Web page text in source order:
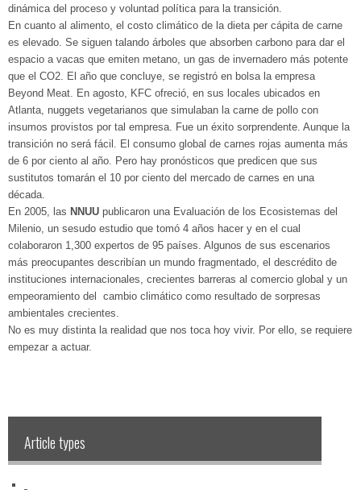
dinámica del proceso y voluntad política para la transición.
En cuanto al alimento, el costo climático de la dieta per cápita de carne
es elevado. Se siguen talando árboles que absorben carbono para dar el
espacio a vacas que emiten metano, un gas de invernadero más potente
que el CO2. El año que concluye, se registró en bolsa la empresa
Beyond Meat. En agosto, KFC ofreció, en sus locales ubicados en
Atlanta, nuggets vegetarianos que simulaban la carne de pollo con
insumos provistos por tal empresa. Fue un éxito sorprendente. Aunque la
transición no será fácil. El consumo global de carnes rojas aumenta más
de 6 por ciento al año. Pero hay pronósticos que predicen que sus
sustitutos tomarán el 10 por ciento del mercado de carnes en una
década.
En 2005, las NNUU publicaron una Evaluación de los Ecosistemas del
Milenio, un sesudo estudio que tomó 4 años hacer y en el cual
colaboraron 1,300 expertos de 95 países. Algunos de sus escenarios
más preocupantes describían un mundo fragmentado, el descrédito de
instituciones internacionales, crecientes barreras al comercio global y un
empeoramiento del cambio climático como resultado de sorpresas
ambientales crecientes.
No es muy distinta la realidad que nos toca hoy vivir. Por ello, se requiere
empezar a actuar.
Article types